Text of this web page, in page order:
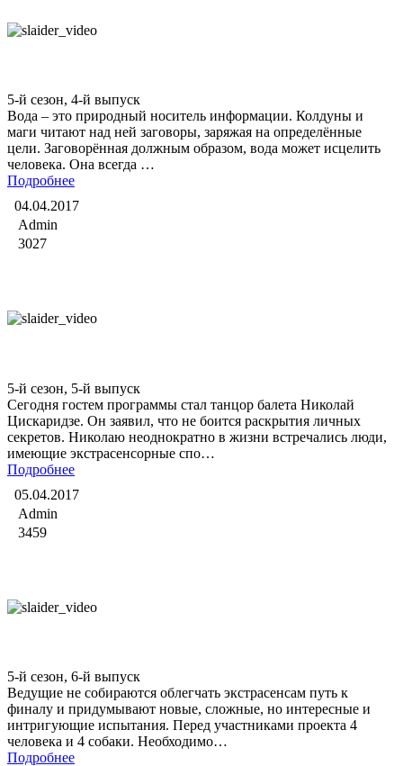
5-й сезон, 4-й выпуск
Вода – это природный носитель информации. Колдуны и
маги читают над ней заговоры, заряжая на определённые
цели. Заговорённая должным образом, вода может исцелить
человека. Она всегда …
Подробнее
04.04.2017
Admin
3027
5-й сезон, 5-й выпуск
Сегодня гостем программы стал танцор балета Николай
Цискаридзе. Он заявил, что не боится раскрытия личных
секретов. Николаю неоднократно в жизни встречались люди,
имеющие экстрасенсорные спо…
Подробнее
05.04.2017
Admin
3459
5-й сезон, 6-й выпуск
Ведущие не собираются облегчать экстрасенсам путь к
финалу и придумывают новые, сложные, но интересные и
интригующие испытания. Перед участниками проекта 4
человека и 4 собаки. Необходимо…
Подробнее